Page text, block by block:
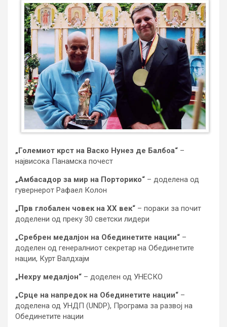
„Големиот крст на Васко Нунез де Балбоа“ –
највисока Панамска почест
„Амбасадор за мир на Порторико“ – доделена од
гувернерот Рафаел Колон
„Прв глобален човек на XX век“ – пораки за почит
доделени од преку 30 светски лидери
„Сребрен медалјон на Обединетите нации“ –
доделен од генералниот секретар на Обединетите
нации, Курт Валдхајм
„Нехру медалјон“ – доделен од УНЕСКО
„Срце на напредок на Обединетите нации“ –
доделена од УНДП (UNDP), Програма за развој на
Обединетите нации